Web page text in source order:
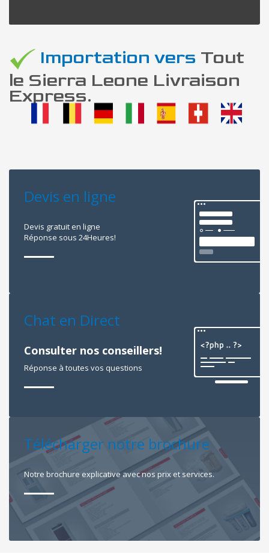
Importation vers Tout
le Sierra Leone Livraison
Express.
Devis en ligne
Devis gratuit en ligne
Réponse sous 24Heures!
Chat en Direct
Consulter nos conseillers!
Réponse à toutes vos questions
Télécharger notre brochure
Notre brochure explicative avec nos prix et services.